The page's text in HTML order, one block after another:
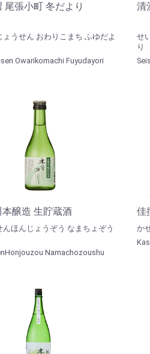
尾張小町 冬だより
ょうせん おわりこまち ふゆだよ
Owarikomachi Fuyudayori
清
せ
り
醸造 生貯蔵酒
んほんじょうぞう なまちょぞう
Namachozoushu
佳
か